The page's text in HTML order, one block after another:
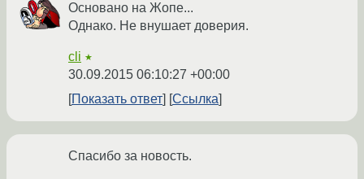
Основано на Жопе...
Однако. Не внушает доверия.
cli ★
30.09.2015 06:10:27 +00:00
Показать ответ
Ссылка
Спасибо за новость.